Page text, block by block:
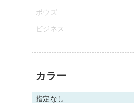
ボウズ
ビジネス
カラー
指定なし